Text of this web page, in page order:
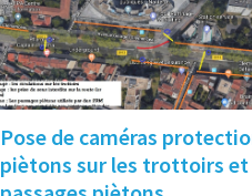
Pose de caméras
piètons sur les trottoirs et